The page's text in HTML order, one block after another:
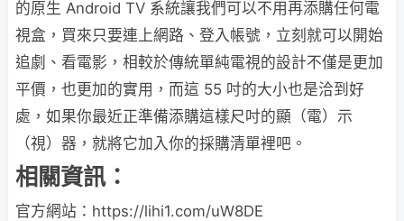
的原生 Android TV 系統讓我們可以不用再添購任何電
視盒，買來只要連上網路、登入帳號，立刻就可以開始
追劇、看電影，相較於傳統單純電視的設計不僅是更加
平價，也更加的實用，而這 55 吋的大小也是洽到好
處，如果你最近正準備添購這樣尺吋的顯（電）示
（視）器，就將它加入你的採購清單裡吧。
相關資訊：
官方網站：https://lihi1.com/uW8DE